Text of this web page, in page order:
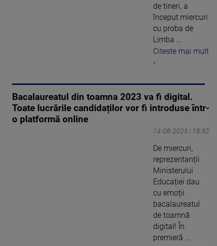
de tineri, a
început miercuri
cu proba de
Limba ...
Citeste mai mult
›
Bacalaureatul din toamna 2023 va fi digital.
Toate lucrările candidaților vor fi introduse într-
o platformă online
14-08-2023 | 18:32
De miercuri,
reprezentanții
Ministerului
Educației dau
cu emoții
bacalaureatul
de toamnă
digital! În
premieră ...